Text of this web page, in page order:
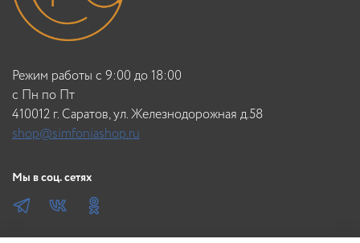
Режим работы с 9:00 до 18:00
c Пн по Пт
410012 г. Саратов, ул. Железнодорожная д.58
shop@simfoniashop.ru
Мы в соц. сетях